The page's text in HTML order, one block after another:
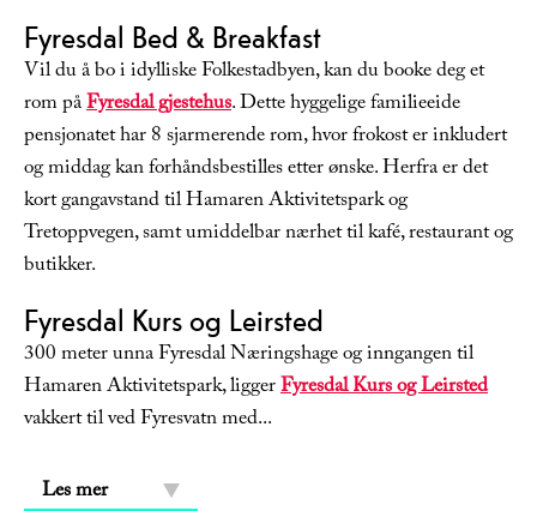
Fyresdal Bed & Breakfast
Vil du å bo i idylliske Folkestadbyen, kan du booke deg et
rom påFyresdal gjestehus. Dette hyggelige familieeide
pensjonatet har 8 sjarmerende rom, hvor frokost er inkludert
og middag kan forhåndsbestilles etter ønske. Herfra er det
kort gangavstand til Hamaren Aktivitetspark og
Tretoppvegen, samt umiddelbar nærhet til kafé, restaurant og
butikker.
Fyresdal Kurs og Leirsted
300 meter unna Fyresdal Næringshage og inngangen til
Hamaren Aktivitetspark, liggerFyresdal Kurs og Leirsted
vakkert til ved Fyresvatn med...
Les mer